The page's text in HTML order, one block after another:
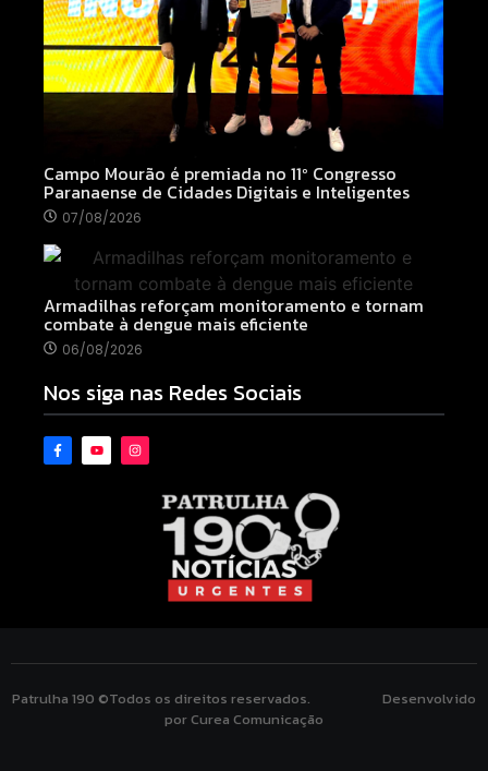
Campo Mourão é premiada no 11º Congresso
Paranaense de Cidades Digitais e Inteligentes
07/08/2026
Armadilhas reforçam monitoramento e tornam
combate à dengue mais eficiente
06/08/2026
Nos siga nas Redes Sociais
Patrulha 190 ©Todos os direitos reservados. Desenvolvido
por Curea Comunicação